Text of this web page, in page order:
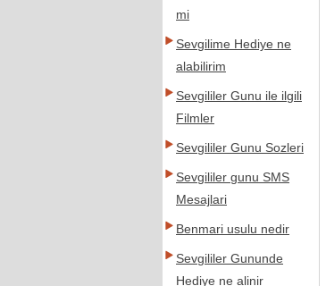
mi
Sevgilime Hediye ne
alabilirim
Sevgililer Gunu ile ilgili
Filmler
Sevgililer Gunu Sozleri
Sevgililer gunu SMS
Mesajlari
Benmari usulu nedir
Sevgililer Gununde
Hediye ne alinir